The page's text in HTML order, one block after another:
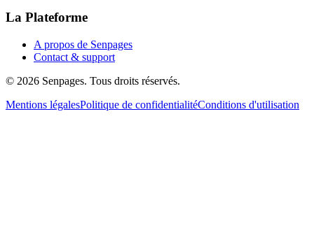
La Plateforme
A propos de Senpages
Contact & support
© 2026 Senpages. Tous droits réservés.
Mentions légalesPolitique de confidentialitéConditions d'utilisation